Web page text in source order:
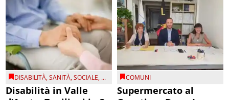
DISABILITÀ,SANITÀ,SOCIALE, ...
Disabilità in Valle
COMUNI
Supermercato al